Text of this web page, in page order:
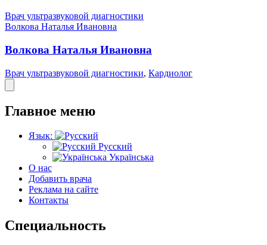
Врач ультразвуковой диагностики
Волкова Наталья Ивановна
Волкова Наталья Ивановна
Врач ультразвуковой диагностики, Кардиолог
Главное меню
Язык:
Русский
Українська
О нас
Добавить врача
Реклама на сайте
Контакты
Специальность